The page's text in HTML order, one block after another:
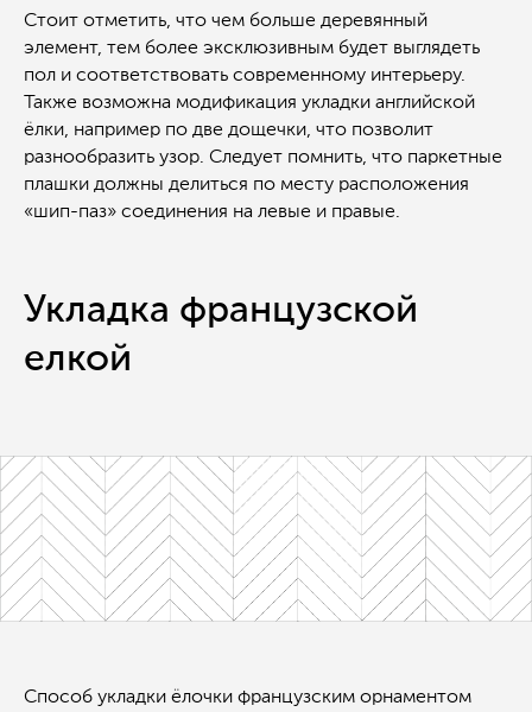
Стоит отметить, что чем больше деревянный
элемент, тем более эксклюзивным будет выглядеть
пол и соответствовать современному интерьеру.
Также возможна модификация укладки английской
ёлки, например по две дощечки, что позволит
разнообразить узор. Следует помнить, что паркетные
плашки должны делиться по месту расположения
«шип-паз» соединения на левые и правые.
Укладка французской
елкой
Способ укладки ёлочки французским орнаментом